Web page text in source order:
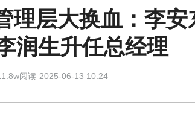
理层大换血：李安
润生升任总经理
阅读 2025-06-13 10:24